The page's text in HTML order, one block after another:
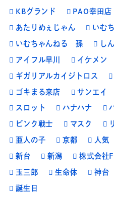
KBグランド PAO幸田店
あたりめぇじゃん いむ
いむちゃんねる 孫 し
アイフル早川 イケメン
ギガリアルカイジトロス
ゴキまる来店 サンエイ
スロット ハナハナ
ピンク戦士 マスク
亜人の子 京都 人気
新台 新潟 株式会社
玉三郎 生命体 神台
誕生日